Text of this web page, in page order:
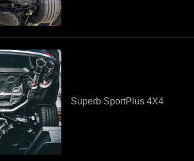
Superb SportPlus 4X4